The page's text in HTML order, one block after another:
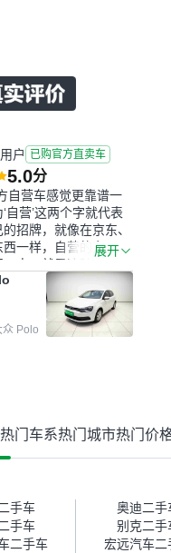
户 已购官方直卖车
5.0分
自营车感觉更靠谱一
自营’这两个字就代表
招牌，就像在京东、
西一样，自营的东西可
点。就是这种刻板印
开始买二手车的时候，
担心过事故车、泡水车
。瓜子的检测报告其实
全打消顾虑，因为我也
的报告是符合的，所以
问题。购车流程挺快
前我提前跟交接人员说
之后要当着我的面再做
，你们也安排了师傅，
展开
Polo
热门车系热门城市热门价
手车 奥迪二手
手车
别克二手
二手车
宏远汽车二